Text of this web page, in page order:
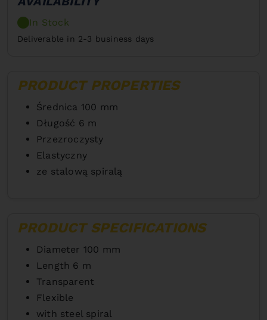
In Stock
Deliverable in 2-3 business days
PRODUCT PROPERTIES
Średnica 100 mm
Długość 6 m
Przezroczysty
Elastyczny
ze stalową spiralą
PRODUCT SPECIFICATIONS
Diameter 100 mm
Length 6 m
Transparent
Flexible
with steel spiral